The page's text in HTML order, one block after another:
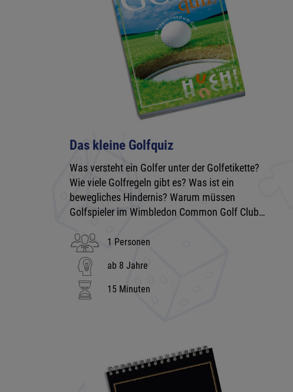
Das kleine Golfquiz
Was versteht ein Golfer unter der Golfetikette?
Wie viele Golfregeln gibt es? Was ist ein
bewegliches Hindernis? Warum müssen
Golfspieler im Wimbledon Common Golf Club…
1 Personen
ab 8 Jahre
15 Minuten